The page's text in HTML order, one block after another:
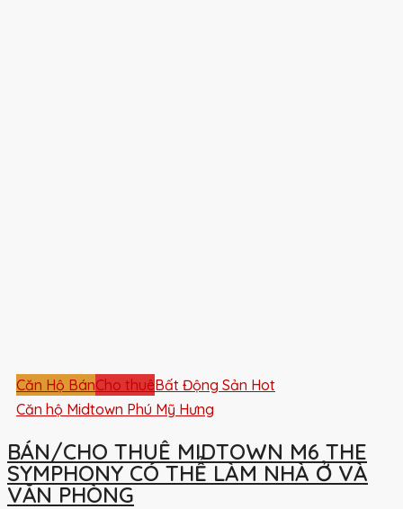
Căn Hộ BánCho thuêBất Động Sản Hot
Căn hộ Midtown Phú Mỹ Hưng
BÁN/CHO THUÊ MIDTOWN M6 THE
SYMPHONY CÓ THỂ LÀM NHÀ Ở VÀ
VĂN PHÒNG